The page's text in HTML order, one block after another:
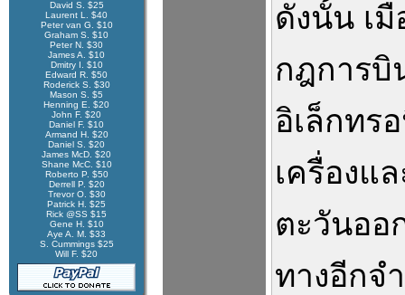
David S. $25
Laurent L. $40
Peter van G. $10
Graham S. $10
Peter N. $30
James A. $10
Dmitry I. $10
Edward R. $50
Roderick S. $30
Mason S. $5
Henning E. $20
John F. $20
Daniel F. $10
Armand H. $20
Daniel S. $20
James McD. $20
Shane McC. $10
Roberto P. $50
Derrell P. $20
Trevor O. $30
Patrick H. $25
Rick @SS $15
Gene H. $10
Aye A. M. $33
S. Cummings $25
Will F. $20
ดังนั้น เมื่
กฎการบิ
อิเล็กทร
เครื่องแ
ตะวันออ
ทางอีกจ